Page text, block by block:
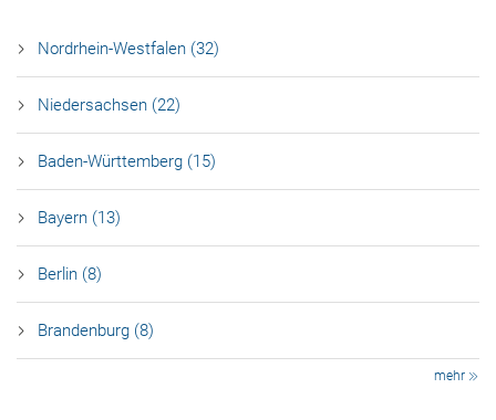
Nordrhein-Westfalen (32)
Niedersachsen (22)
Baden-Württemberg (15)
Bayern (13)
Berlin (8)
Brandenburg (8)
mehr